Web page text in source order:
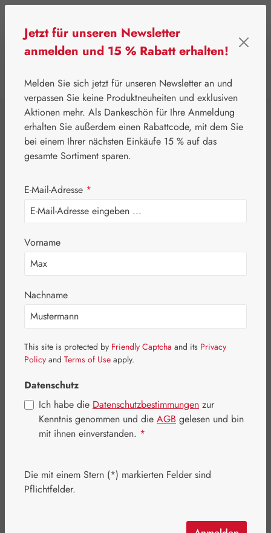
Leitner Lifecare Aromatherapie Embamed®
Salbeiöl
Bildergalerie überspringen
18,80 €
Inhalt: 0.02 Liter (940,00 € / 1 Liter)
Preise inkl. MwSt. zzgl. Versandkosten
Jetzt für unseren Newsletter
anmelden und 15 % Rabatt erhalten!
Melden Sie sich jetzt für unseren Newsletter an und
verpassen Sie keine Produktneuheiten und exklusiven
Aktionen mehr. Als Dankeschön für Ihre Anmeldung
erhalten Sie außerdem einen Rabattcode, mit dem Sie
bei einem Ihrer nächsten Einkäufe 15 % auf das
gesamte Sortiment sparen.
E-Mail-Adresse *
Vorname
Nachname
This site is protected by Friendly Captcha and its Privacy
Policy and Terms of Use apply.
Datenschutz
Ich habe die Datenschutzbestimmungen zur
Kenntnis genommen und die AGB gelesen und bin
mit ihnen einverstanden. *
Die mit einem Stern (*) markierten Felder sind
Pflichtfelder.